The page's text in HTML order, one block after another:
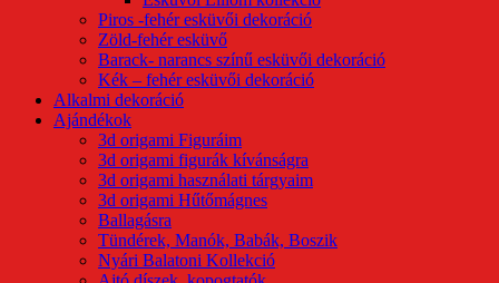
Piros -fehér esküvői dekoráció
Zöld-fehér esküvő
Barack- narancs színű esküvői dekoráció
Kék – fehér esküvői dekoráció
Alkalmi dekoráció
Ajándékok
3d origami Figuráim
3d origami figurák kívánságra
3d origami használati tárgyaim
3d origami Hűtőmágnes
Ballagásra
Tündérek, Manók, Babák, Boszik
Nyári Balatoni Kollekció